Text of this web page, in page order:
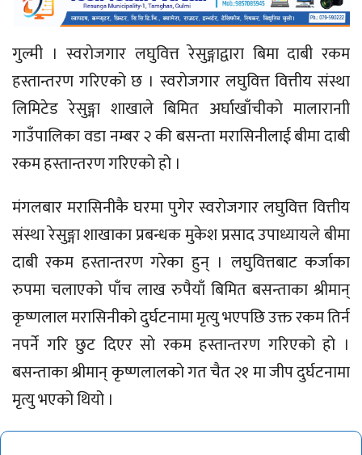
गुल्मी । स्वराेजगार लघुवित्त रेसुङ्गाद्वारा बिमा दाबी रकम
हस्तान्तरण गरिएको छ । स्वराेजगार लघुवित्त वित्तीय संस्था
लिमिटेड रेसुङ्गा शाखाले बिमित अर्घाखाँचीकाे मालारानाी
गाउँपालिका वडा नम्बर २ की बसन्ता मरासिनीलाई बीमा दाबी
रकम हस्तान्तरण गरिएको हो ।
मंगलबार मरासिनीकै घरमा पुगेर स्वराेजगार लघुवित्त वित्तीय
संस्था रेसुङ्गा शाखाका प्रबन्धक मुकेश प्रसाद उपाध्यायले बीमा
दाबी रकम हस्तान्तरण गरेका हुन् । लघुवित्तबाट कर्जाका
रुपमा चलाएको पाँच लाख रुपैयाँ बिमित बसन्ताका श्रीमान्
कृष्णलाल मरासिनीकाे दुर्घटनामा मृत्यु भएपछि उक्त रकम तिर्न
नपर्ने गरि छुट दिएर साे रकम हस्तान्तरण गरिएको हो ।
बसन्ताका श्रीमान् कृष्णलालकाे गत चैत २१ मा जीप दुर्घटनामा
मृत्यु भएको थियो ।